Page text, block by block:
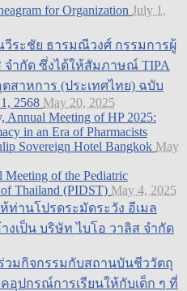
for Organization July 1,
ะชัย ธารมณีวงศ์ กรรมการผู้
จำกัด ซึ่งได้ให้สัมภาษณ์ TIPA
สาหการ (ประเทศไทย) ฉบับ
2568 May 20, 2025
Annual Meeting of HP 2025:
in an Era of Pharmacists
Sovereign Hotel Bangkok May
of the Pediatric
Thailand (PIDST) May 4, 2025
ท่านโปรดระมัดระวัง อีเมล
เป็น บริษัท ไบโอ วาลิส จำกัด
วมกิจกรรมกับสถานบันชีววัตถุ
อุปกรณ์การเรียนให้กับเด็ก ๆ ที่